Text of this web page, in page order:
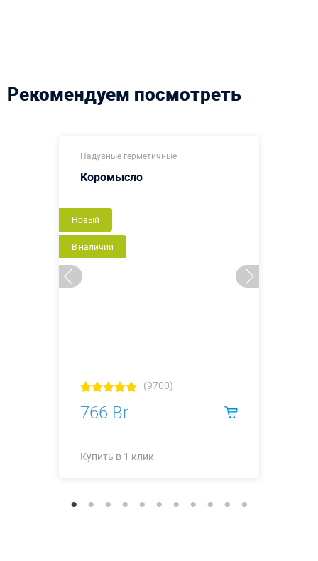
Рекомендуем посмотреть
Надувные герметичные
Коромысло
Новый
В наличии
(9700)
766 Br
Купить в 1 клик